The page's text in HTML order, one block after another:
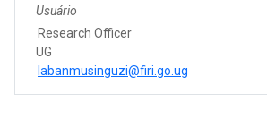
Usuário
Research Officer
UG
labanmusinguzi@firi.go.ug